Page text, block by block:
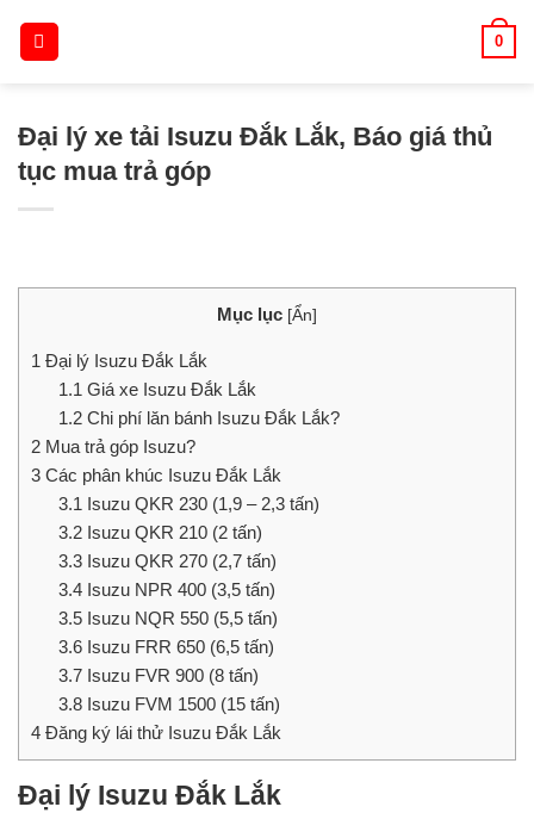
0
Đại lý xe tải Isuzu Đắk Lắk, Báo giá thủ
tục mua trả góp
Mục lục [Ẩn]
1 Đại lý Isuzu Đắk Lắk
1.1 Giá xe Isuzu Đắk Lắk
1.2Chi phí lăn bánh Isuzu Đắk Lắk?
2 Mua trả góp Isuzu?
3 Các phân khúc Isuzu Đắk Lắk
3.1 Isuzu QKR 230 (1,9 – 2,3 tấn)
3.2Isuzu QKR 210 (2 tấn)
3.3Isuzu QKR 270 (2,7 tấn)
3.4Isuzu NPR 400 (3,5 tấn)
3.5Isuzu NQR 550 (5,5 tấn)
3.6Isuzu FRR 650 (6,5 tấn)
3.7Isuzu FVR 900 (8 tấn)
3.8Isuzu FVM 1500 (15 tấn)
4 Đăng ký lái thử Isuzu Đắk Lắk
Đại lý Isuzu Đắk Lắk